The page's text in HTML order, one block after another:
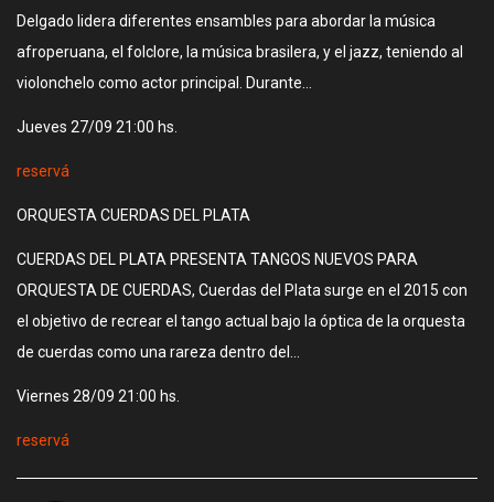
Delgado lidera diferentes ensambles para abordar la música
afroperuana, el folclore, la música brasilera, y el jazz, teniendo al
violonchelo como actor principal. Durante…
Jueves 27/09 21:00 hs.
reservá
ORQUESTA CUERDAS DEL PLATA
CUERDAS DEL PLATA PRESENTA TANGOS NUEVOS PARA
ORQUESTA DE CUERDAS, Cuerdas del Plata surge en el 2015 con
el objetivo de recrear el tango actual bajo la óptica de la orquesta
de cuerdas como una rareza dentro del…
Viernes 28/09 21:00 hs.
reservá